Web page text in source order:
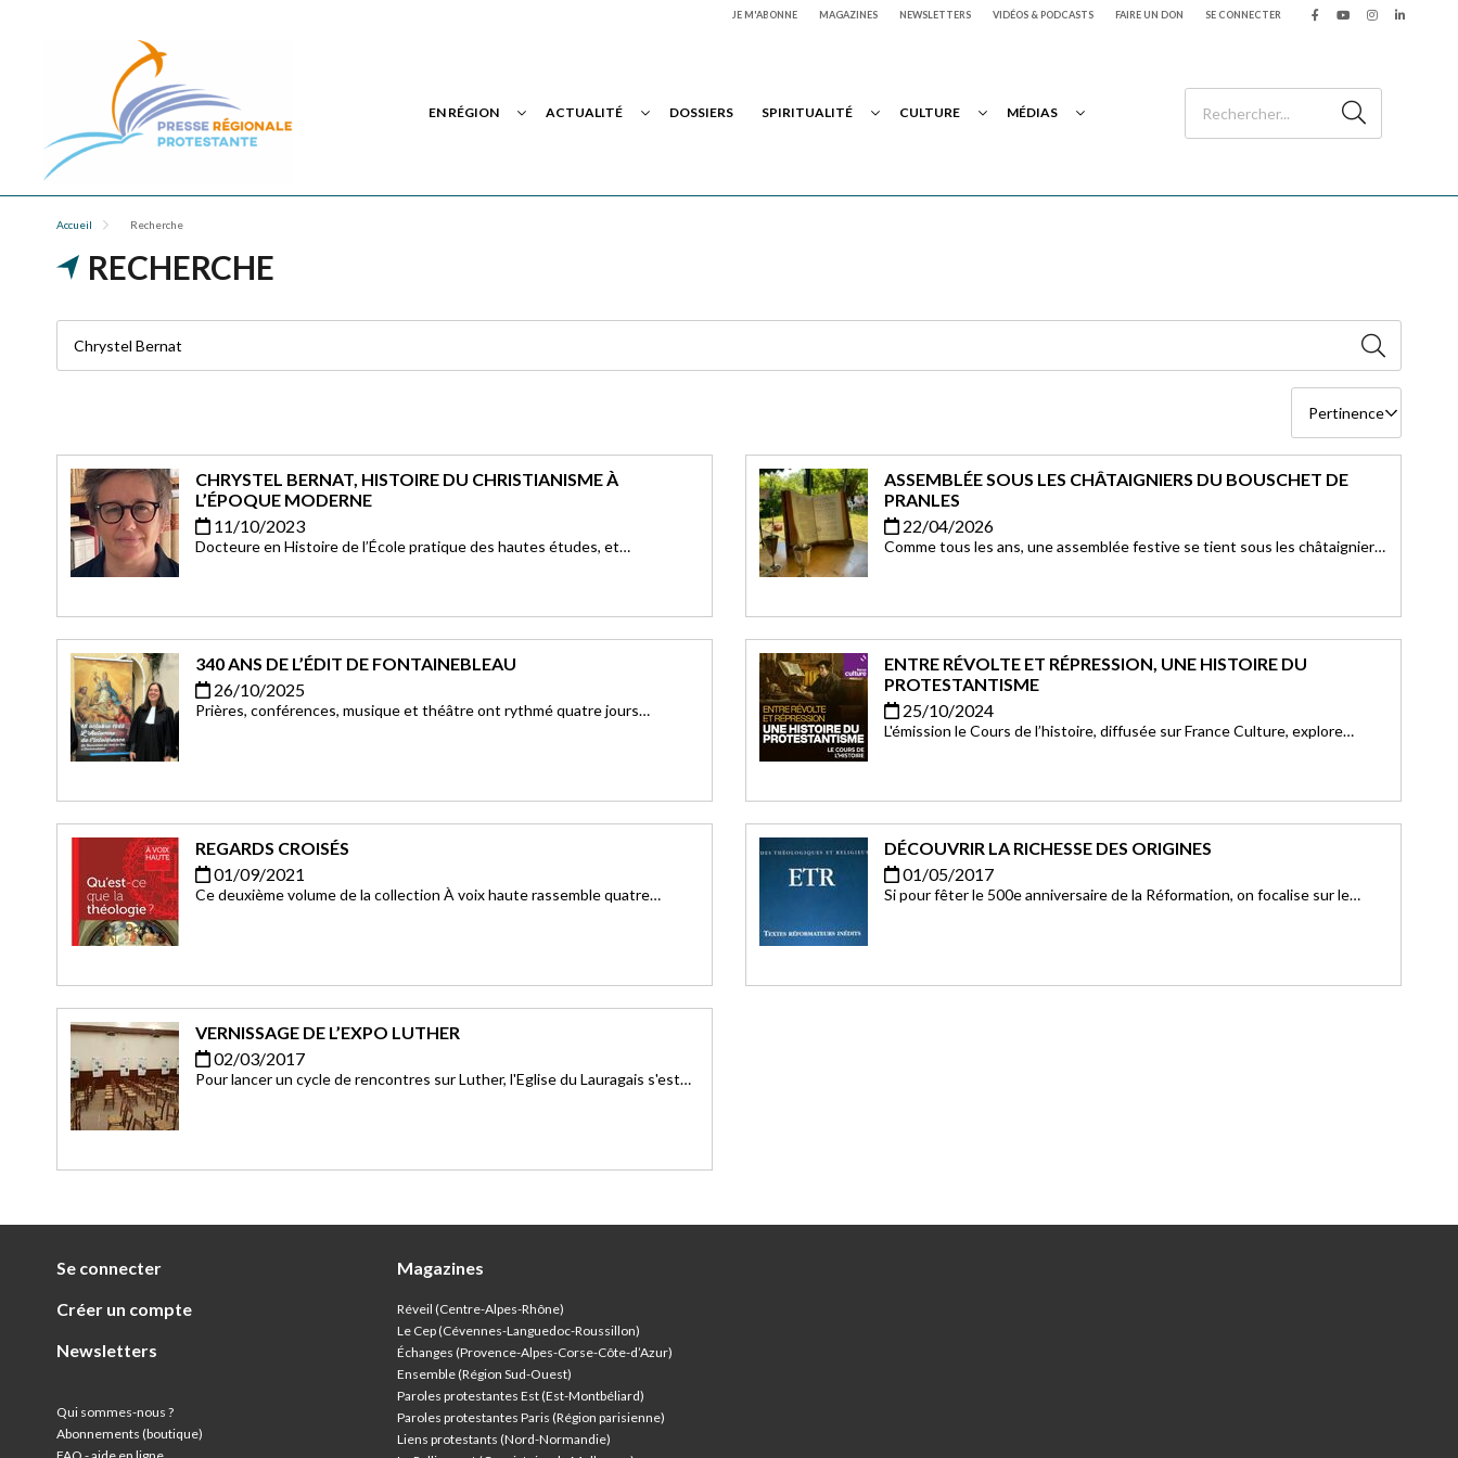
JE M'ABONNE MAGAZINES NEWSLETTERS VIDÉOS & PODCASTS FAIRE UN DON SE CONNECTER
EN RÉGION ACTUALITÉ DOSSIERS SPIRITUALITÉ CULTURE MÉDIAS
Accueil Recherche
RECHERCHE
CHRYSTEL BERNAT, HISTOIRE DU CHRISTIANISME À
L’ÉPOQUE MODERNE
11/10/2023
Docteure en Histoire de l’École pratique des hautes études, et
ASSEMBLÉE SOUS LES CHÂTAIGNIERS DU BOUSCHET DE
PRANLES
22/04/2026
Comme tous les ans, une assemblée festive se tient sous les châtaigniers
340 ANS DE L’ÉDIT DE FONTAINEBLEAU
26/10/2025
Prières, conférences, musique et théâtre ont rythmé quatre jours
ENTRE RÉVOLTE ET RÉPRESSION, UNE HISTOIRE DU
PROTESTANTISME
25/10/2024
L'émission le Cours de l’histoire, diffusée sur France Culture, explore
REGARDS CROISÉS
01/09/2021
Ce deuxième volume de la collection À voix haute rassemble quatre
DÉCOUVRIR LA RICHESSE DES ORIGINES
01/05/2017
Si pour fêter le 500e anniversaire de la Réformation, on focalise sur le
VERNISSAGE DE L’EXPO LUTHER
02/03/2017
Pour lancer un cycle de rencontres sur Luther, l'Eglise du Lauragais s'est
Se connecter
Créer un compte
Newsletters
Qui sommes-nous ?
Abonnements (boutique)
Magazines
Réveil (Centre-Alpes-Rhône)
Le Cep (Cévennes-Languedoc-Roussillon)
Échanges (Provence-Alpes-Corse-Côte-d’Azur)
Ensemble (Région Sud-Ouest)
Paroles protestantes Est (Est-Montbéliard)
Paroles protestantes Paris (Région parisienne)
Liens protestants (Nord-Normandie)